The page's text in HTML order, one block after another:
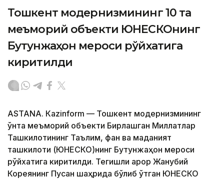
Тошкент модернизмининг 10 та
меъморий объекти ЮНEСКОнинг
Бутунжаҳон мероси рўйхатига
киритилди
ASTANА. Кazinform — Тошкент модернизмининг
ўнта меъморий объекти Бирлашган Миллатлар
Ташкилотининг Таълим, фан ва маданият
ташкилоти (ЮНEСКО)нинг Бутунжаҳон мероси
рўйхатига киритилди. Тегишли қарор Жанубий
Кореянинг Пусан ​​шаҳрида бўлиб ўтган ЮНEСКО